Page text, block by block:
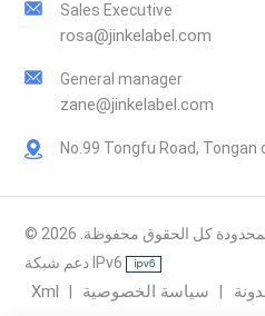
Sales Executive
rosa@jinkelabel.com
General manager
zane@jinkelabel.com
No.99 Tongfu Road,
© 2026 شيامن جينكي ويي للطباعة المحدودة كل الحقوق محفوظة.
دعم شبكة IPv6
Xml سياسة الخصوصية